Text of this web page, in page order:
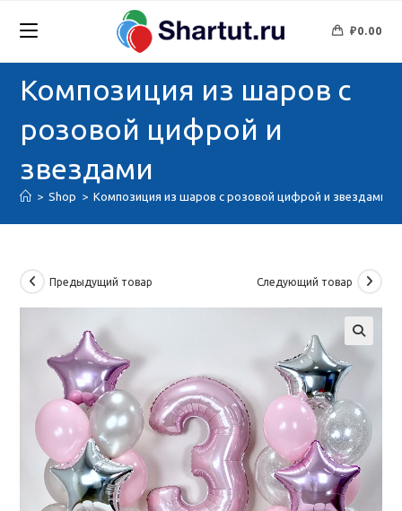
₽0.00
Композиция из шаров с
розовой цифрой и
звездами
> Shop > Композиция из шаров с розовой цифрой и звездами
Предыдущий товар Следующий товар